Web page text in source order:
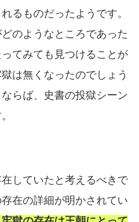
るものだったようです。
のようなところであった
てみても見つけることが
は無くなったのでしょう
らば、史書の投獄シーン
していたと考えるべきで
在の詳細が明かされてい